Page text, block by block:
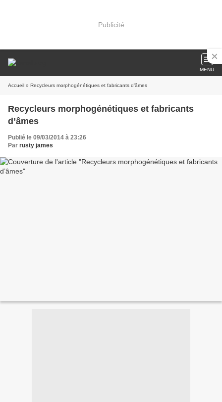
Publicité
MENU
Accueil » Recycleurs morphogénétiques et fabricants d’âmes
Recycleurs morphogénétiques et fabricants
d’âmes
Publié le 09/03/2014 à 23:26
Par rusty james